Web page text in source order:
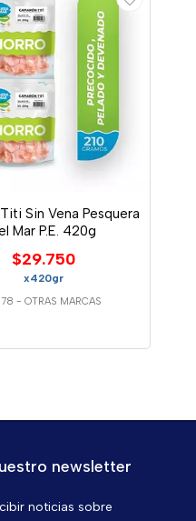
Sin Vena Pesquera
Mar P.E. 420g
$29.750
x420gr
-OTRAS MARCAS
newsletter
noticias sobre